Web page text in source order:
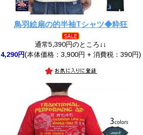
鳥羽絵扇の的半袖Tシャツ◆粋狂
通常5,390円のところ↓↓
4,290円(本体価格：3,900円 + 消費税：390円)